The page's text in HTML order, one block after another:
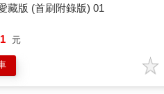
藏版 (首刷附錄版) 01
元